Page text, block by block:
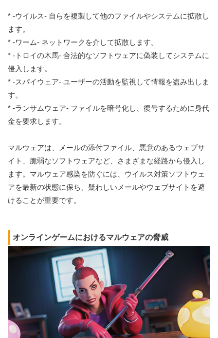
* -ウイルス- 自らを複製して他のファイルやシステムに拡散し
ます。
* -ワーム- ネットワークを介して拡散します。
* -トロイの木馬- 合法的なソフトウェアに偽装してシステムに
侵入します。
* -スパイウェア- ユーザーの活動を監視して情報を盗み出しま
す。
* -ランサムウェア- ファイルを暗号化し、復号するために身代
金を要求します。
マルウェアは、メールの添付ファイル、悪意のあるウェブサ
イト、脆弱なソフトウェアなど、さまざまな経路から侵入し
ます。マルウェア感染を防ぐには、ウイルス対策ソフトウェ
アを最新の状態に保ち、疑わしいメールやウェブサイトを避
けることが重要です。
オンラインゲームにおけるマルウェアの脅威